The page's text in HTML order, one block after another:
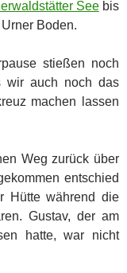
Seebis
Boden.
stießen noch
wir auch noch das
machen lassen
Weg zurück über
entschied
Hütte während die
Gustav, der am
hatte, war nicht